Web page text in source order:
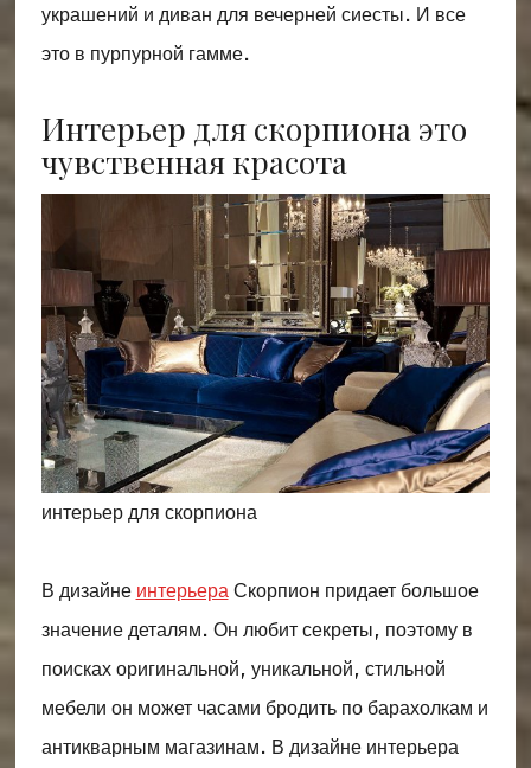
украшений и диван для вечерней сиесты. И все
это в пурпурной гамме.
Интерьер для скорпиона это
чувственная красота
интерьер для скорпиона
В дизайне интерьераСкорпион придает большое
значение деталям. Он любит секреты, поэтому в
поисках оригинальной, уникальной, стильной
мебели он может часами бродить по барахолкам и
антикварным магазинам. В дизайне интерьера